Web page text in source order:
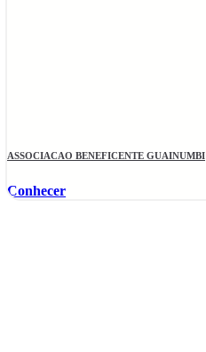
ASSOCIACAO BENEFICENTE GUAINUMBI
Conhecer